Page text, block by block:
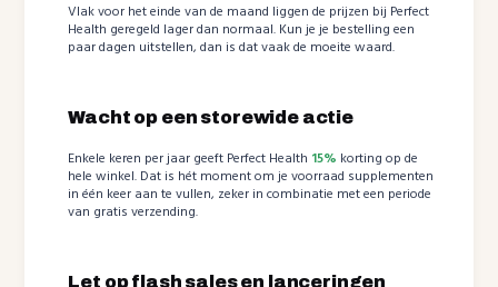
Vlak voor het einde van de maand liggen de prijzen bij Perfect
Health geregeld lager dan normaal. Kun je je bestelling een
paar dagen uitstellen, dan is dat vaak de moeite waard.
Wacht op een storewide actie
Enkele keren per jaar geeft Perfect Health 15% korting op de
hele winkel. Dat is hét moment om je voorraad supplementen
in één keer aan te vullen, zeker in combinatie met een periode
van gratis verzending.
Let op flash sales en lanceringen